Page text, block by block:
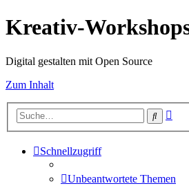
Kreativ-
Digital gestalten mit Open Source
Zum Inhalt
Suche
Schnellzugriff
Unbeantwortete Themen